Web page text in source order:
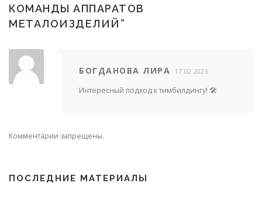
КОМАНДЫ АППАРАТОВ
МЕТАЛОИЗДЕЛИЙ ”
БОГДАНОВА ЛИРА 17.02.2026
Интересный подход к тимбилдингу! 🛠️
Комментарии запрещены.
ПОСЛЕДНИЕ МАТЕРИАЛЫ